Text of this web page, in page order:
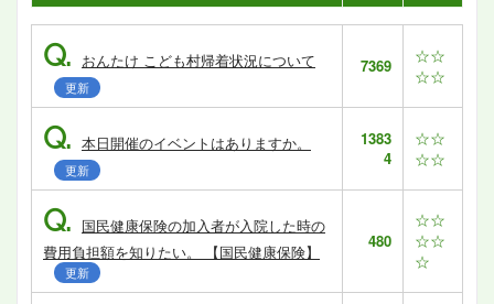
Q. おんたけ こども村帰着状況について
更新
7369
☆☆
☆☆
Q. 本日開催のイベントはありますか。
更新
1383
4
☆☆
☆☆
Q. 国民健康保険の加入者が入院した時の
費用負担額を知りたい。 【国民健康保険】
更新
480
☆☆
☆☆
☆